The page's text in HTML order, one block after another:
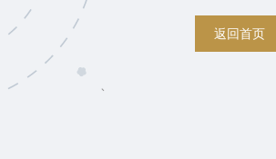
返回首页